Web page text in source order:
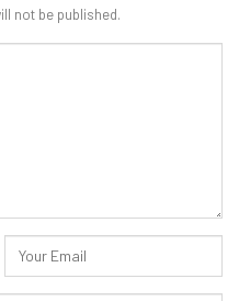
not be published.